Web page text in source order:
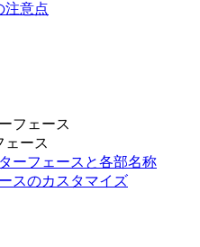
注意点
フェース
ェース
ーフェースと各部名称
スのカスタマイズ